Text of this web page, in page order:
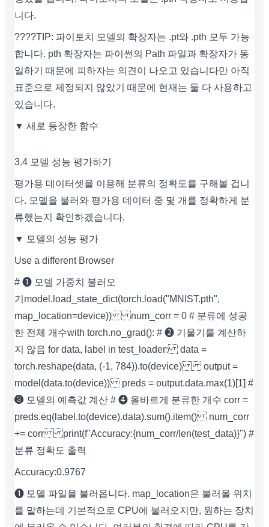
니다.
????TIP: 파이토치 모델의 확장자는 .pt와 .pth 모두 가능
합니다. pth 확장자는 파이썬의 Path 파일과 확장자가 동
일하기 때문에 피하자는 의견이 나오고 있습니다만 아직
표준으로 제정되지 않았기 때문에 현재는 둘 다 사용하고
있습니다.
▼ 새로 등장한 함수
3.4 모델 성능 평가하기
평가용 데이터셋을 이용해 분류의 정확도를 구해볼 겁니
다. 모델을 불러와 평가용 데이터 중 몇 개를 정확하게 분
류했는지 확인하겠습니다.
▼ 모델의 성능 평가
Use a different Browser
# ❶ 모델 가중치 불러오
기 model.load_state_dict(torch.load("MNIST.pth",
map_location=device)) num_corr = 0 # 분류에 성공
한 전체 개수 with torch.no_grad(): # ❷ 기울기를 계산하
지 않음 for data, label in test_loader: data =
torch.reshape(data, (-1, 784)).to(device) output =
model(data.to(device)) preds = output.data.max(1)[1] #
❸ 모델의 예측값 계산 # ❹ 올바르게 분류한 개수 corr =
preds.eq(label.to(device).data).sum().item() num_corr
+= corr print(f"Accuracy:{num_corr/len(test_data)}") #
분류 정확도 출력
Accuracy:0.9767
❶ 모델 파일을 불러옵니다. map_location은 불러올 위치
를 말하는데 기본적으로 CPU에 불러오지만, 원하는 장치